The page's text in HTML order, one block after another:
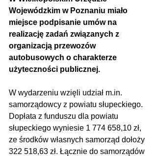
Wojewódzkim w Poznaniu miało
miejsce podpisanie umów na
realizację zadań związanych z
organizacją przewozów
autobusowych o charakterze
użyteczności publicznej.
W wydarzeniu wzięli udział m.in.
samorządowcy z powiatu słupeckiego.
Dopłata z funduszu dla powiatu
słupeckiego wyniesie 1 774 658,10 zł,
ze środków własnych samorząd dołoży
322 518,63 zł. Łącznie do samorządów